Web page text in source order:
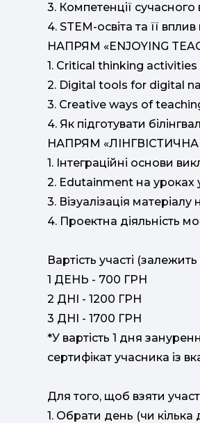
3. Компетенції сучасного
4. STEM-освіта та її
НАПРЯМ «ENJOYING
1. Critical thinking
2. Digital tools for digital
3. Creative ways of
4. Як підготувати
НАПРЯМ «ЛІНГВІСТИЧНА
1. Інтеграційні основи
2. Edutainment на уроках
3. Візуалізація
4. Проектна діяльність
Вартість участі (залежить
1 ДЕНЬ - 700 ГРН
2 ДНІ - 1200 ГРН
3 ДНІ - 1700 ГРН
*У вартість 1 дня
сертифікат учасника із
Для того, щоб взяти
1. Обрати день (чи